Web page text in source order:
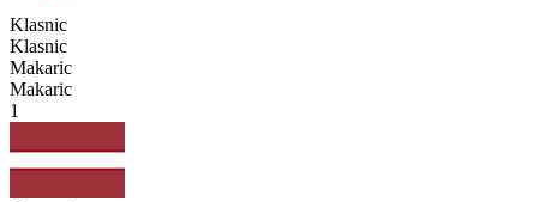
Klasnic
Klasnic
Makaric
Makaric
1